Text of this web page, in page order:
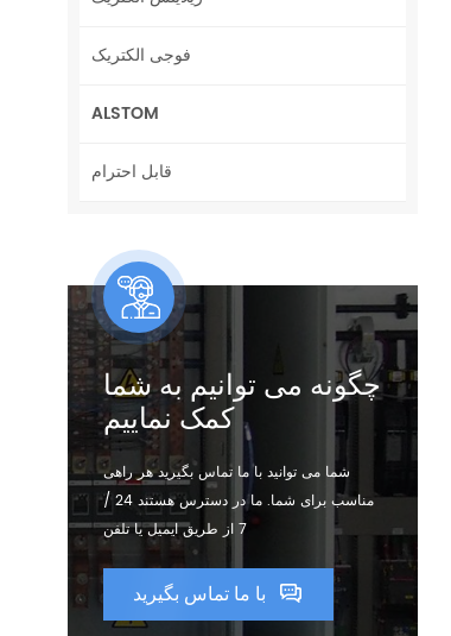
فوجی الکتریک
ALSTOM
قابل احترام
چگونه می توانیم به شما
کمک نماییم
شما می توانید با ما تماس بگیرید هر راهی
مناسب برای شما. ما در دسترس هستند 24 /
7 از طریق ایمیل یا تلفن
با ما تماس بگیرید